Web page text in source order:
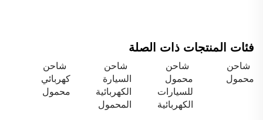
فئات المنتجات ذات الصلة
شاحن
محمول
شاحن
محمول
للسيارات
الكهربائية
شاحن
السيارة
الكهربائية
المحمول
شاحن
كهربائي
محمول